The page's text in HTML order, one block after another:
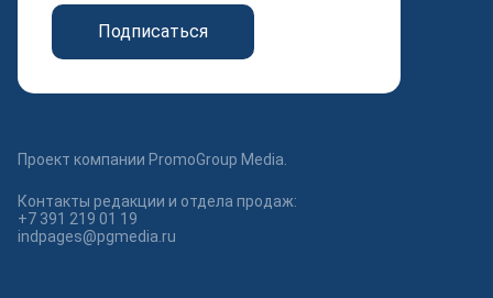
Подписаться
Проект компании PromoGroup Media.
Контакты редакции и отдела продаж:
+7 391 219 01 19
indpages@pgmedia.ru